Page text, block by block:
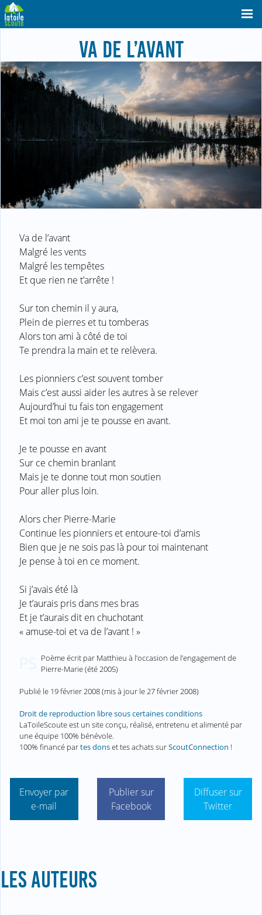
VA DE L’AVANT
Va de l’avant
Malgré les vents
Malgré les tempêtes
Et que rien ne t’arrête !
Sur ton chemin il y aura,
Plein de pierres et tu tomberas
Alors ton ami à côté de toi
Te prendra la main et te relèvera.
Les pionniers c’est souvent tomber
Mais c’est aussi aider les autres à se relever
Aujourd’hui tu fais ton engagement
Et moi ton ami je te pousse en avant.
Je te pousse en avant
Sur ce chemin branlant
Mais je te donne tout mon soutien
Pour aller plus loin.
Alors cher Pierre-Marie
Continue les pionniers et entoure-toi d’amis
Bien que je ne sois pas là pour toi maintenant
Je pense à toi en ce moment.
Si j’avais été là
Je t’aurais pris dans mes bras
Et je t’aurais dit en chuchotant
« amuse-toi et va de l’avant ! »
PS Poème écrit par Matthieu à l’occasion de l’engagement de
Pierre-Marie (été 2005)
Publié le 19 février 2008(mis à jour le27 février 2008)
Droit de reproduction libre sous certaines conditions
LaToileScoute est un site conçu, réalisé, entretenu et alimenté par
une équipe 100% bénévole.
100% financé partes donset tes achats surScoutConnection !
Envoyer par
e-mail
Publier sur
Facebook
Diffuser sur
Twitter
LES AUTEURS